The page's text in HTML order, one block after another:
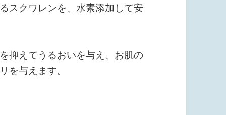
スクワレンを、水素添加して安
抑えてうるおいを与え、お肌の
を与えます。